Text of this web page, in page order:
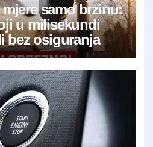
samo brzinu:
u milisekundi
bez osiguranja